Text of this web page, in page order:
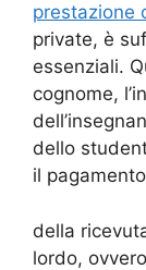
prestazione
private, è
essenziali.
cognome,
dello
il
della
lordo,